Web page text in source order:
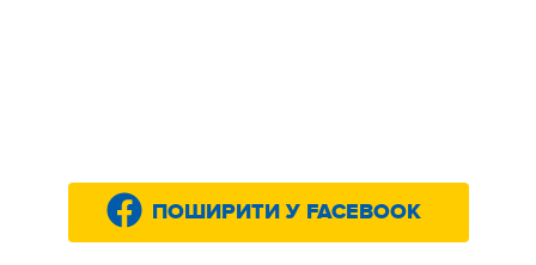
ПОШИРИТИ У FACEBOOK